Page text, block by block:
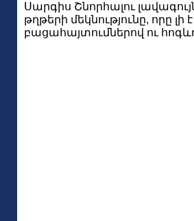
Սարգիս Շնորհալու
թղթերի մեկնությունը, որը լի
բացահայտումներով ու